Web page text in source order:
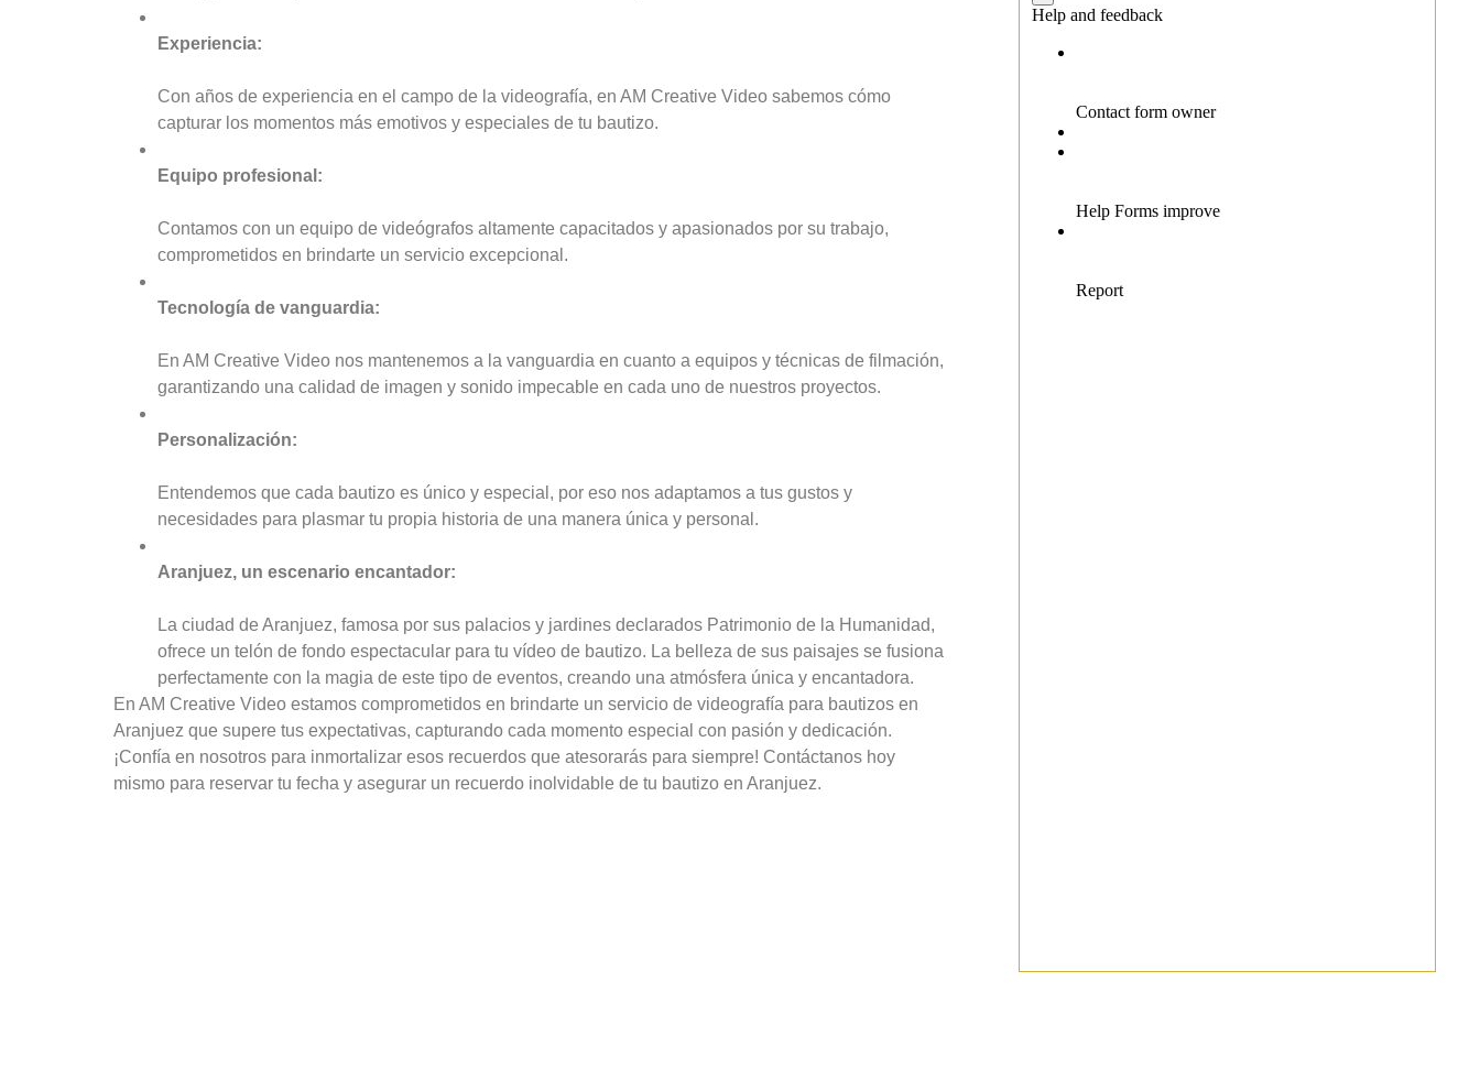
Experiencia:
Con años de experiencia en el campo de la videografía, en AM Creative Video sabemos cómo
capturar los momentos más emotivos y especiales de tu bautizo.
Equipo profesional:
Contamos con un equipo de videógrafos altamente capacitados y apasionados por su trabajo,
comprometidos en brindarte un servicio excepcional.
Tecnología de vanguardia:
En AM Creative Video nos mantenemos a la vanguardia en cuanto a equipos y técnicas de filmación,
garantizando una calidad de imagen y sonido impecable en cada uno de nuestros proyectos.
Personalización:
Entendemos que cada bautizo es único y especial, por eso nos adaptamos a tus gustos y
necesidades para plasmar tu propia historia de una manera única y personal.
Aranjuez, un escenario encantador:
La ciudad de Aranjuez, famosa por sus palacios y jardines declarados Patrimonio de la Humanidad,
ofrece un telón de fondo espectacular para tu vídeo de bautizo. La belleza de sus paisajes se fusiona
perfectamente con la magia de este tipo de eventos, creando una atmósfera única y encantadora.
En AM Creative Video estamos comprometidos en brindarte un servicio de videografía para bautizos en
Aranjuez que supere tus expectativas, capturando cada momento especial con pasión y dedicación.
¡Confía en nosotros para inmortalizar esos recuerdos que atesorarás para siempre! Contáctanos hoy
mismo para reservar tu fecha y asegurar un recuerdo inolvidable de tu bautizo en Aranjuez.